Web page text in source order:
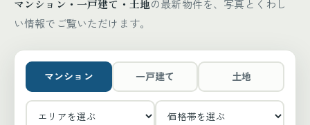
マンション・一戸建て・土地の最新物件を、写真とくわし
い情報でご覧いただけます。
マンション 一戸建て 土地